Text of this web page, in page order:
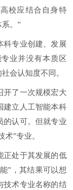
校应结合自身特
。”
专业创建、发展
业并没有本质区
会认知度不同。
了一次规模宏大
建立人工智能本科
的认可。但就专业
”专业。
处于其发展的低
”，其结果可以想
技术专业名称的结